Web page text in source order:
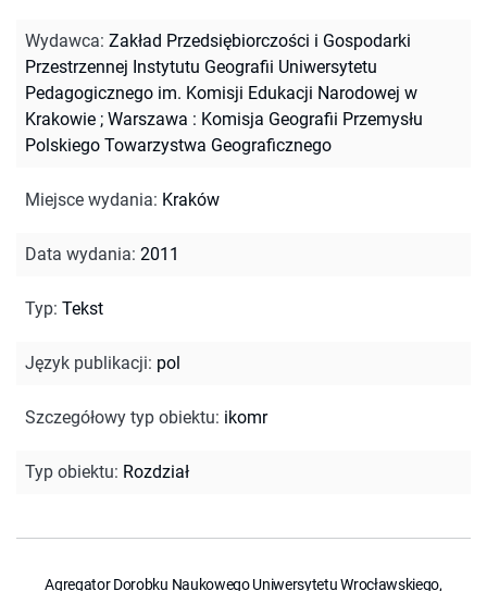
Wydawca: Zakład Przedsiębiorczości i Gospodarki
Przestrzennej Instytutu Geografii Uniwersytetu
Pedagogicznego im. Komisji Edukacji Narodowej w
Krakowie ; Warszawa : Komisja Geografii Przemysłu
Polskiego Towarzystwa Geograficznego
Miejsce wydania: Kraków
Data wydania: 2011
Typ: Tekst
Język publikacji: pol
Szczegółowy typ obiektu: ikomr
Typ obiektu: Rozdział
Agregator Dorobku Naukowego Uniwersytetu Wrocławskiego,